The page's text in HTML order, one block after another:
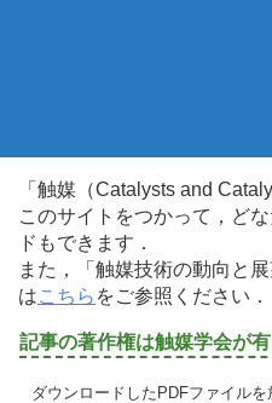
「触媒（Catalysts and
このサイトをつかって，ど
ドもできます．
また，「触媒技術の動向と
はこちら をご参照ください．
記事の著作権は触媒学会が有
ダウンロードしたPDFファイル